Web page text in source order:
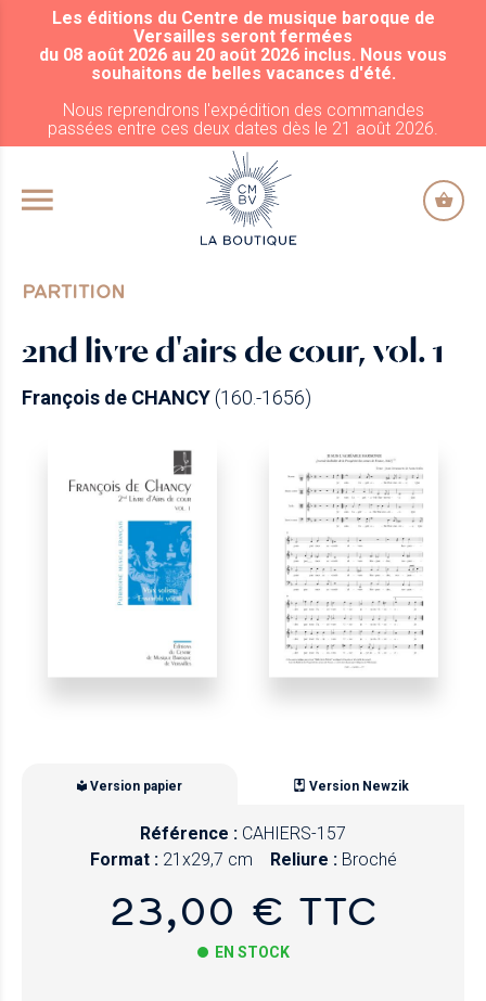
ALLER AU CONTENU PRINCIPAL
Les éditions du Centre de musique baroque de
Versailles seront fermées
du 08 août 2026 au 20 août 2026 inclus. Nous vous
souhaitons de belles vacances d'été.
Nous reprendrons l'expédition des commandes
passées entre ces deux dates dès le 21 août 2026.
PARTITION
2nd livre d'airs de cour, vol. 1
François de CHANCY(160.-1656)
Version papier Version Newzik
Référence : CAHIERS-157
Format : 21x29,7 cm Reliure : Broché
23,00 € TTC
EN STOCK